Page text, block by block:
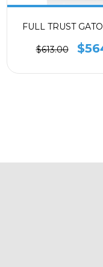
FULL TRUST
$613.00